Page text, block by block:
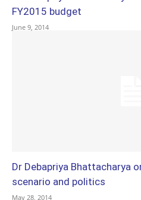
FY2015 budget
June 9, 2014
Dr Debapriya Bhattacharya
scenario and politics
May 28, 2014